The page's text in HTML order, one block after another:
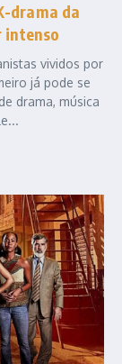
drama da
intenso
vividos por
já pode se
drama, música